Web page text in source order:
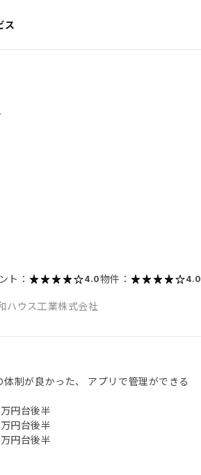
ス
ト： 4.0物件： 4.0
ハウス工業株式会社
制が良かった、 アプリで管理ができる
円台後半
円台後半
円台後半